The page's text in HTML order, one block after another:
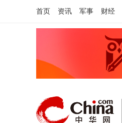
首页 资讯 军事 财经